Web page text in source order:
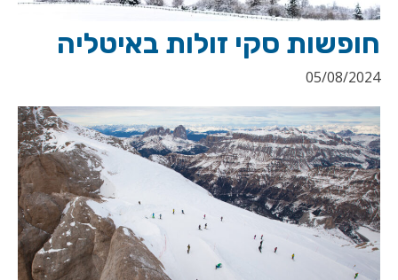
חופשות סקי זולות באיטליה
05/08/2024